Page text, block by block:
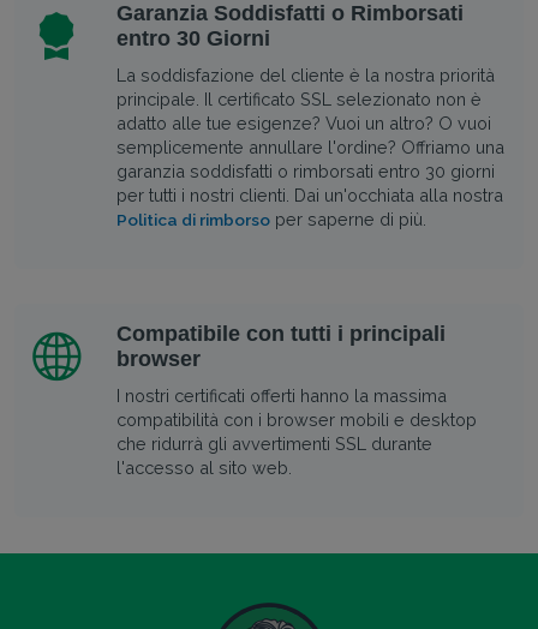
Garanzia Soddisfatti o Rimborsati
entro 30 Giorni
La soddisfazione del cliente è la nostra priorità
principale. Il certificato SSL selezionato non è
adatto alle tue esigenze? Vuoi un altro? O vuoi
semplicemente annullare l'ordine? Offriamo una
garanzia soddisfatti o rimborsati entro 30 giorni
per tutti i nostri clienti. Dai un'occhiata alla nostra
Politica di rimborso per saperne di più.
Compatibile con tutti i principali
browser
I nostri certificati offerti hanno la massima
compatibilità con i browser mobili e desktop
che ridurrà gli avvertimenti SSL durante
l'accesso al sito web.